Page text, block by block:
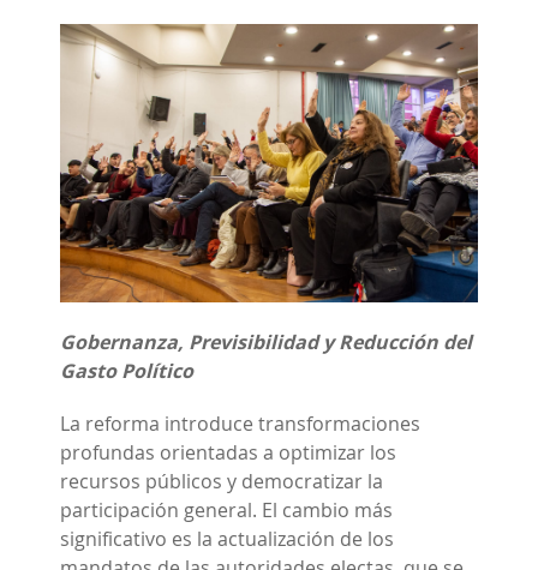
Gobernanza, Previsibilidad y Reducción del
Gasto Político
La reforma introduce transformaciones
profundas orientadas a optimizar los
recursos públicos y democratizar la
participación general. El cambio más
significativo es la actualización de los